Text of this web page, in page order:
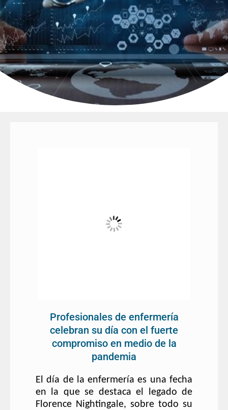
Profesionales de enfermería
celebran su día con el fuerte
compromiso en medio de la
pandemia
El día de la enfermería es una fecha
en la que se destaca el legado de
Florence Nightingale, sobre todo su